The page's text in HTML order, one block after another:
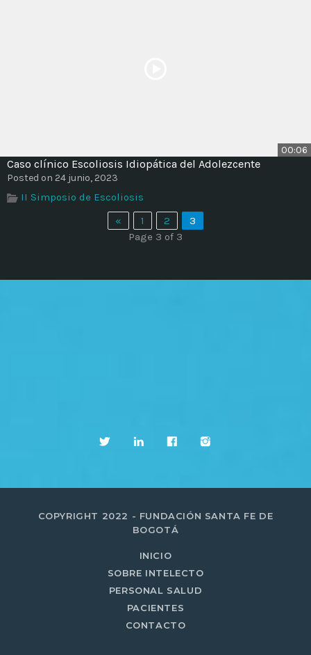
00:06
Caso clínico Escoliosis Idiopática del Adolezcente
Posted on 24 junio, 2023
II Simposio de Escoliosis
«
1 2
3
Page 3 of 3
COPYRIGHT 2022 - FUNDACIÓN SANTA FE DE
BOGOTÁ
INICIO
SOBRE INTELECTO
PERSONAL SALUD
PACIENTES
CONTACTO